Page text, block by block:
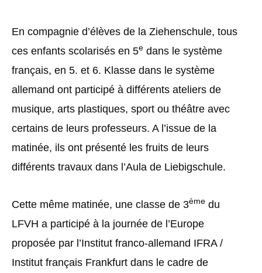
En compagnie d’élèves de la Ziehenschule, tous
ces enfants scolarisés en 5e dans le système
français, en 5. et 6. Klasse dans le système
allemand ont participé à différents ateliers de
musique, arts plastiques, sport ou théâtre avec
certains de leurs professeurs. A l’issue de la
matinée, ils ont présenté les fruits de leurs
différents travaux dans l’Aula de Liebigschule.
Cette même matinée, une classe de 3ème du
LFVH a participé à la journée de l’Europe
proposée par l’Institut franco-allemand IFRA /
Institut français Frankfurt dans le cadre de